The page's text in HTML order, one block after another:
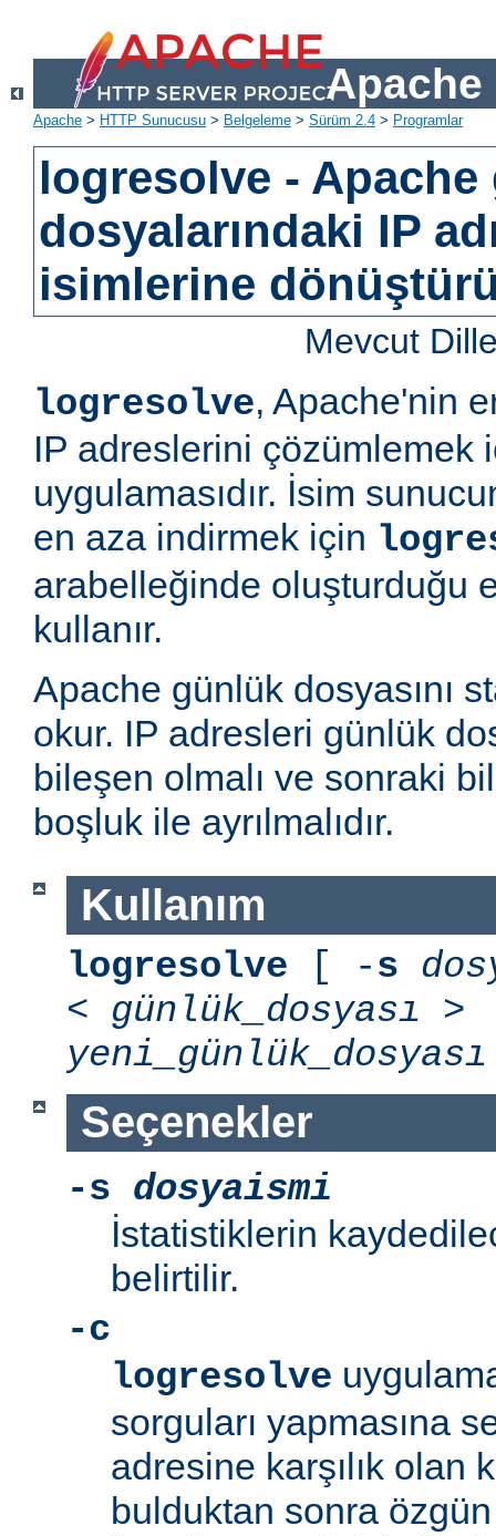
Apache
Apache > HTTP Sunucusu > Belgeleme > Sürüm 2.4 > Programlar
logresolve -
dosyalarındaki IP
isimlerine
Mevcut
logresolve, Apache'nin
IP adreslerini çözümlemek
uygulamasıdır. İsim
en aza indirmek için
arabelleğinde oluşturduğu
kullanır.
Apache günlük dosyasını
okur. IP adresleri günlük
bileşen olmalı ve sonraki
boşluk ile ayrılmalıdır.
Kullanım
logresolve [ -s
< günlük_dosyası >
yeni_günlük_dosyası
Seçenekler
-s dosyaismi
İstatistiklerin
belirtilir.
-c
logresolve
sorguları yapmasına
adresine karşılık olan
bulduktan sonra